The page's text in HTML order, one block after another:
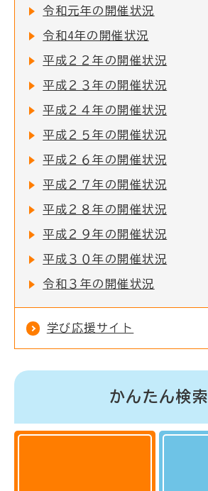
令和元年の開催状況
令和4年の開催状況
平成２２年の開催状況
平成２３年の開催状況
平成２４年の開催状況
平成２５年の開催状況
平成２６年の開催状況
平成２７年の開催状況
平成２８年の開催状況
平成２９年の開催状況
平成３０年の開催状況
令和３年の開催状況
学び応援サイト
かんたん検索